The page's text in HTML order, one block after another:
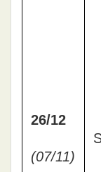
26/12
(07/11)